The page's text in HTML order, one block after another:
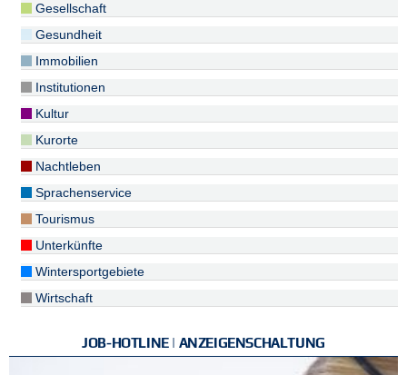
Gesellschaft
Gesundheit
Immobilien
Institutionen
Kultur
Kurorte
Nachtleben
Sprachenservice
Tourismus
Unterkünfte
Wintersportgebiete
Wirtschaft
JOB-HOTLINE | ANZEIGENSCHALTUNG